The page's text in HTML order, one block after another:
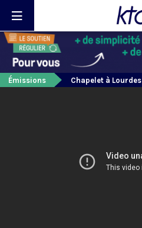
Émissions Chapelet à Lourdes